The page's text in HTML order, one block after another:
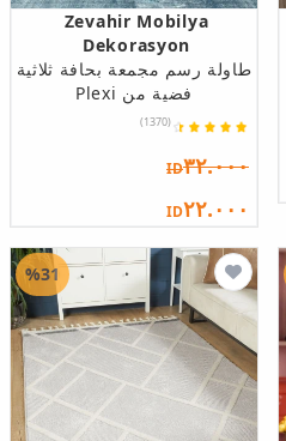
Zevahir Mobilya
Dekorasyon
طاولة رسم مجمعة بحافة ثلاثية
فضية من Plexi
(1370)
ID٣٢.٠٠٠
ID٢٢.٠٠٠
%31